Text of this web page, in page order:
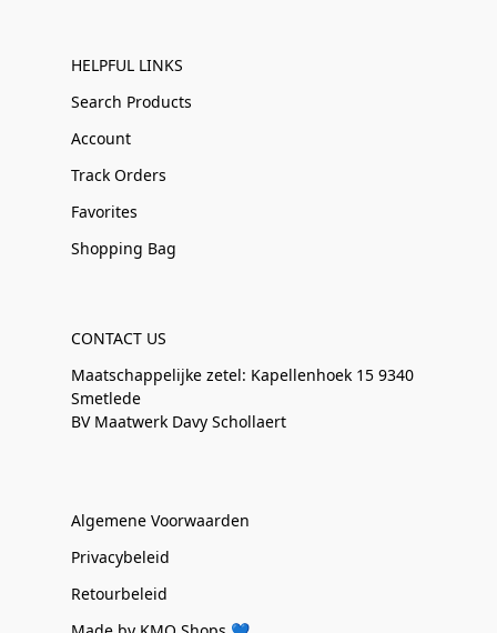
HELPFUL LINKS
Search Products
Account
Track Orders
Favorites
Shopping Bag
CONTACT US
Maatschappelijke zetel: Kapellenhoek 15 9340
Smetlede
BV Maatwerk Davy Schollaert
Algemene Voorwaarden
Privacybeleid
Retourbeleid